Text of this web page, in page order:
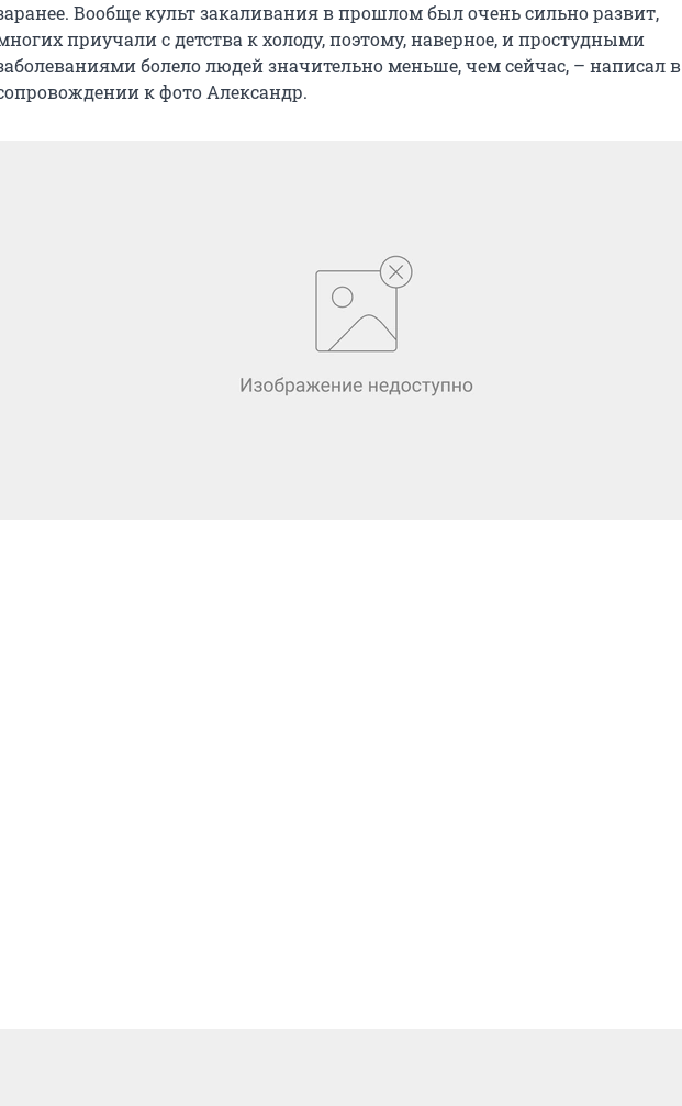
Вообще культ закаливания в прошлом был очень сильно развит,
приучали с детства к холоду, поэтому, наверное, и простудными
болело людей значительно меньше, чем сейчас, – написал в
к фото Александр.